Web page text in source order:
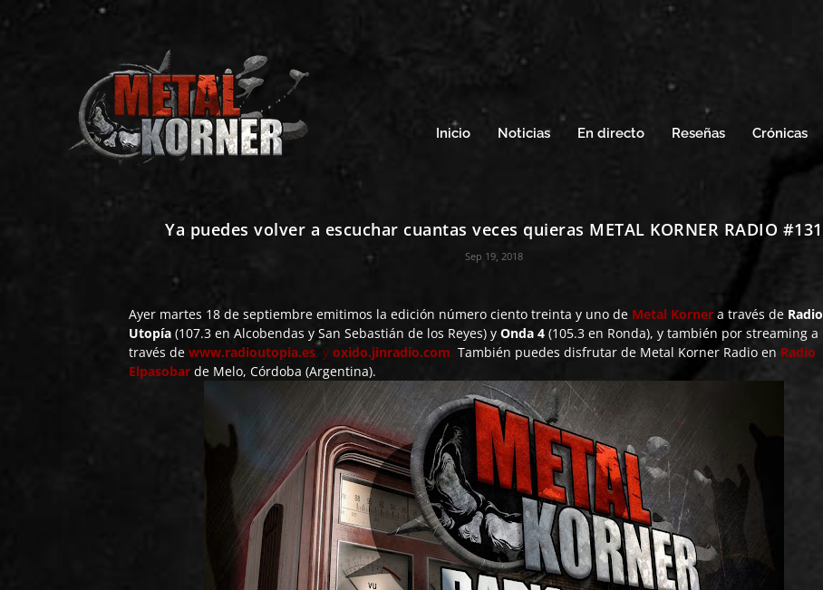
Inicio Noticias En directo Reseñas Crónicas
Ya puedes volver a escuchar cuantas veces quieras METAL KORNER RADIO #131
Sep 19, 2018
Ayer martes 18 de septiembre emitimos la edición número ciento treinta y uno de Metal Korner a través de Radio
Utopía (107.3 en Alcobendas y San Sebastián de los Reyes) yOnda 4 (105.3 en Ronda), y también por streaming a
través dewww.radioutopia.es.y oxido.jinradio.com.También puedes disfrutar de Metal Korner Radio en Radio
Elpasobar de Melo, Córdoba (Argentina).